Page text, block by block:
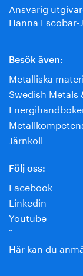
Ansvarig
Hanna Escobar-
Besök även:
Metalliska
Swedish Metals
Järnkoll
Följ oss:
Facebook
Linkedin
Youtube
¨
Här kan du